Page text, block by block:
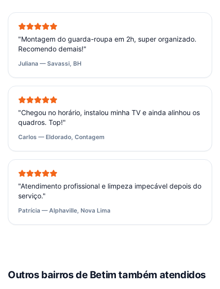
"Montagem do guarda-roupa em 2h, super organizado.
Recomendo demais!"
Juliana — Savassi, BH
"Chegou no horário, instalou minha TV e ainda alinhou os
quadros. Top!"
Carlos — Eldorado, Contagem
"Atendimento profissional e limpeza impecável depois do
serviço."
Patrícia — Alphaville, Nova Lima
Outros bairros de Betim também atendidos